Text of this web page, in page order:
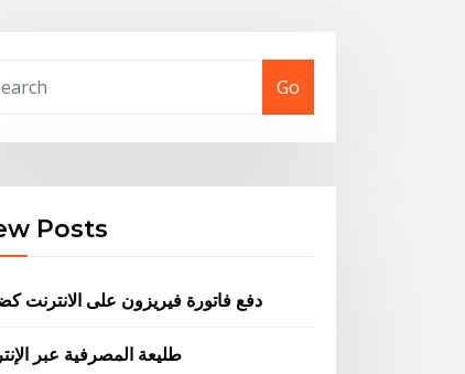
Go
Posts
دفع فاتورة فيريزون على الانترنت
طليعة المصرفية عبر